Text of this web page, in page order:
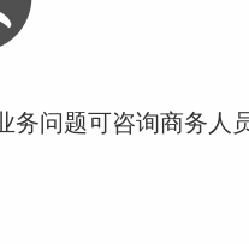
务问题可咨询商务人